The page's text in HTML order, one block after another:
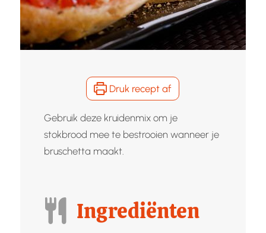
Druk recept af
Gebruik deze kruidenmix om je
stokbrood mee te bestrooien wanneer je
bruschetta maakt.
Ingrediënten